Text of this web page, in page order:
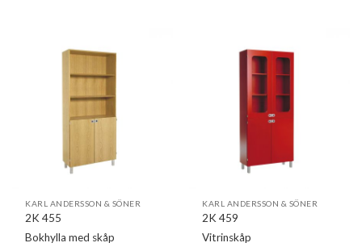
KARL ANDERSSON & SÖNER
2K 455
Bokhylla med skåp
KARL ANDERSSON & SÖNER
2K 459
Vitrinskåp